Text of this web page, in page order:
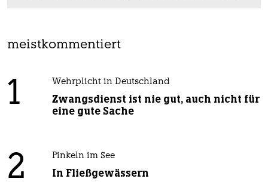
meistkommentiert
1 Wehrplicht in Deutschland
Zwangsdienst ist nie gut, auch nicht für
eine gute Sache
2 Pinkeln im See
In Fließgewässern